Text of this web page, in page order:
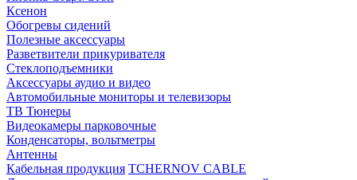
Ксенон
Обогревы сидений
Полезные аксессуары
Разветвители прикуривателя
Стеклоподъемники
Аксессуары аудио и видео
Автомобильные мониторы и телевизоры
ТВ Тюнеры
Видеокамеры парковочные
Конденсаторы, вольтметры
Антенны
Кабельная продукция TCHERNOV CABLE